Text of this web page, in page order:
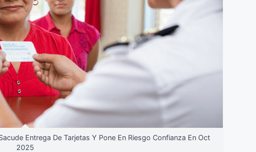
Entrega De Tarjetas Y Pone En Riesgo Confianza En Oct
2025